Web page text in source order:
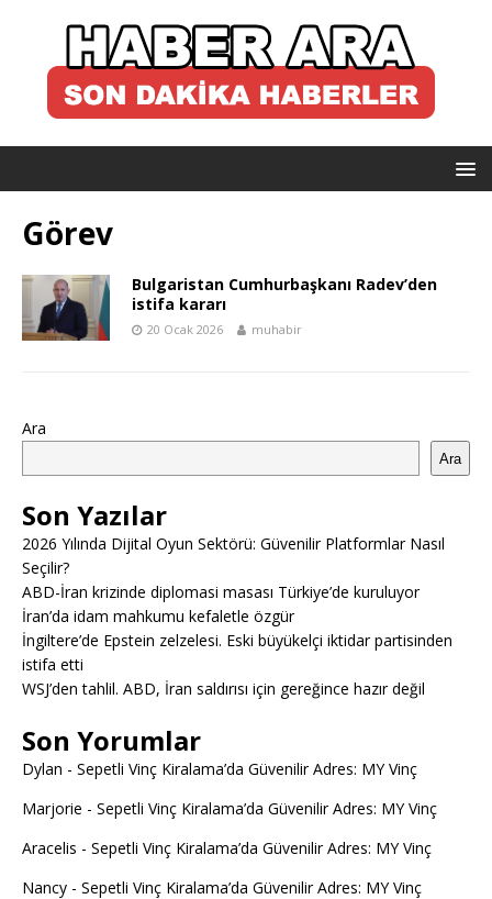
Görev
Bulgaristan Cumhurbaşkanı Radev’den
istifa kararı
20 Ocak 2026 muhabir
Ara
Ara
Son Yazılar
2026 Yılında Dijital Oyun Sektörü: Güvenilir Platformlar Nasıl
Seçilir?
ABD-İran krizinde diplomasi masası Türkiye’de kuruluyor
İran’da idam mahkumu kefaletle özgür
İngiltere’de Epstein zelzelesi. Eski büyükelçi iktidar partisinden
istifa etti
WSJ’den tahlil. ABD, İran saldırısı için gereğince hazır değil
Son Yorumlar
Dylan - Sepetli Vinç Kiralama’da Güvenilir Adres: MY Vinç
Marjorie - Sepetli Vinç Kiralama’da Güvenilir Adres: MY Vinç
Aracelis - Sepetli Vinç Kiralama’da Güvenilir Adres: MY Vinç
Nancy - Sepetli Vinç Kiralama’da Güvenilir Adres: MY Vinç